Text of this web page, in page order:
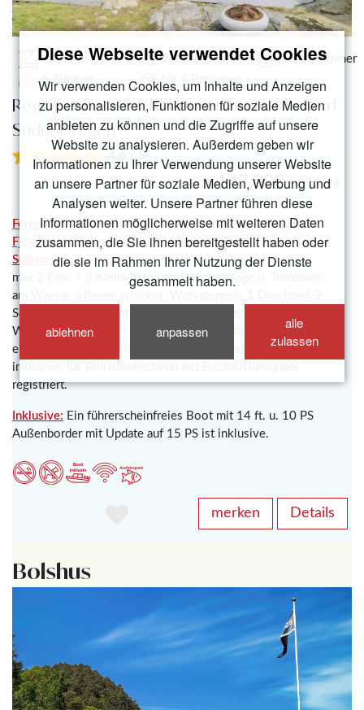
Diese Webseite verwendet Cookies
Wir verwenden Cookies, um Inhalte und Anzeigen
zu personalisieren, Funktionen für soziale Medien
anbieten zu können und die Zugriffe auf unsere
Website zu analysieren. Außerdem geben wir
Informationen zu Ihrer Verwendung unserer Website
an unsere Partner für soziale Medien, Werbung und
Analysen weiter. Unsere Partner führen diese
Informationen möglicherweise mit weiteren Daten
zusammen, die Sie ihnen bereitgestellt haben oder
die sie im Rahmen Ihrer Nutzung der Dienste
gesammelt haben.
ablehnen anpassen
alle
zulassen
ca. 60 m² 2 Schlafzimmer
1 Badezimmer
5 Zimmer
bis 4 Personen
Region : Abelnes u. Risholmen bei Flekkefjord
Südnorwegen
4,6 / 5
ab147,00€pro Nacht
Ferienhaus 'Espholmen' auf einer kleinen paradiesischen
Fjordinsel mit Bootshaus bei Abelnes - Flekkefjord, Agder -
Südnorwegen,
max 2 Erw. + 2 Kleinkinder, große Steganlage u. Terrassen
am Wasser, offener, schicker Wohnbereich, 1 Duschbad, 2
Schlafzimmer, Internet, Wärmepumpe, ca. 60 m²
Wohnfläche, Haustier nicht gestattet, Nichtraucher,
erreichbar nur mit Boot, Parken am Festland, Endreinigung
inklusive, für Touristenfischerei mit Fischausfuhrquote
registriert.
Inklusive: Ein führerscheinfreies Boot mit 14 ft. u. 10 PS
Außenborder mit Update auf 15 PS ist inklusive.
Details
merken
Bolshus